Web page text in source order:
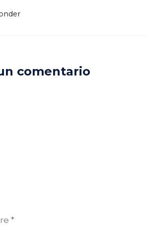
comentario